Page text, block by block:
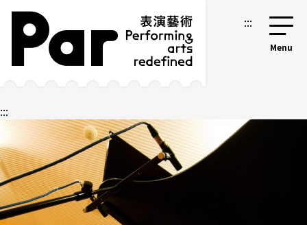
跳到主要内容区块
网站导览 :::
:::